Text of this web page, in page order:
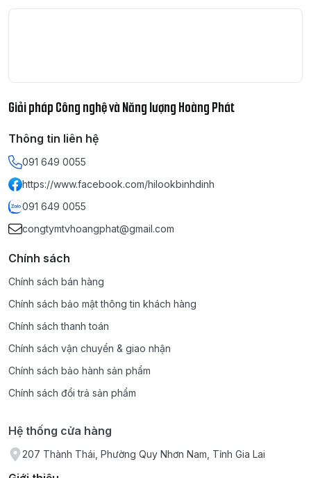
Giải pháp Công nghệ và Năng lượng Hoàng Phát
Thông tin liên hệ
091 649 0055
https://www.facebook.com/hilookbinhdinh
091 649 0055
congtymtvhoangphat@gmail.com
Chính sách
Chính sách bán hàng
Chính sách bảo mật thông tin khách hàng
Chính sách thanh toán
Chính sách vận chuyển & giao nhận
Chính sách bảo hành sản phẩm
Chính sách đổi trả sản phẩm
Hệ thống cửa hàng
207 Thành Thái, Phường Quy Nhơn Nam, Tỉnh Gia Lai